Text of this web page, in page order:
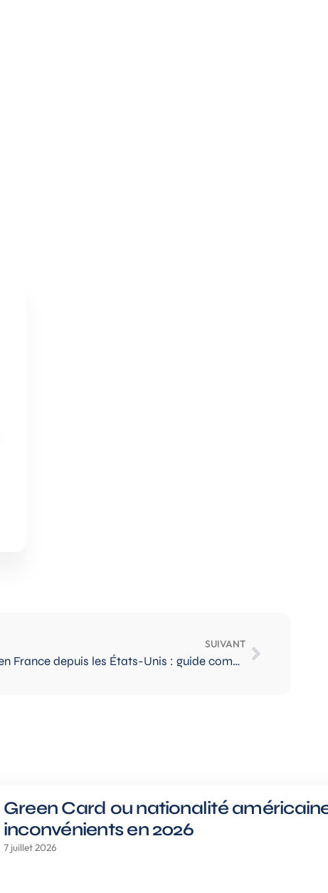
SUIVANT
Acheter un bien immobilier en France depuis les États-Unis : guide complet pour expatriés
Green Card ou nationalité
inconvénients en 2026
7 juillet 2026